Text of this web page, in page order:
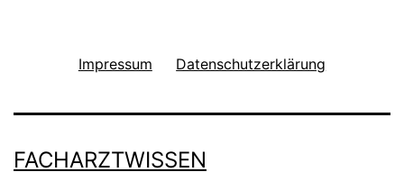
Impressum Datenschutzerklärung
FACHARZTWISSEN